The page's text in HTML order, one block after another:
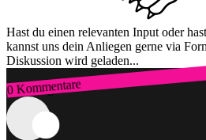
Hast du einen relevanten Input oder
kannst uns dein Anliegen gerne via
Diskussion wird geladen...
0 Kommentare
Zum Login